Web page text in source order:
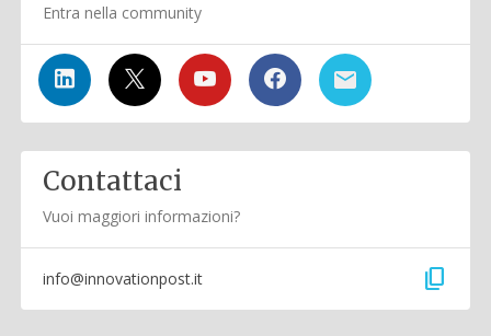
Entra nella community
Contattaci
Vuoi maggiori informazioni?
info@innovationpost.it content_copy